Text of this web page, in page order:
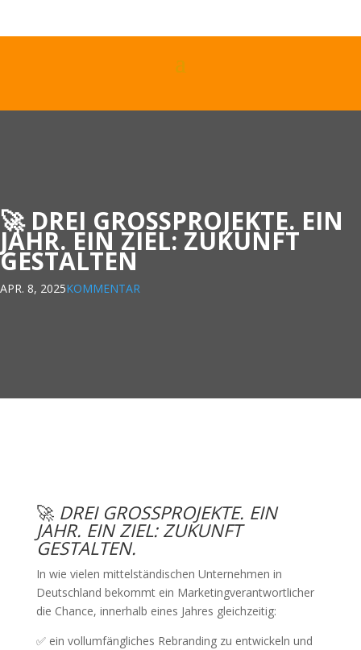
🚀 DREI GROSSPROJEKTE. EIN J
AHR. EIN ZIEL: ZUKUNFT G
ESTALTEN
APR. 8, 2025KOMMENTAR
🚀 DREI GROSSPROJEKTE. EIN J
AHR. EIN ZIEL: ZUKUNFT G
ESTALTEN.
In wie vielen mittelständischen Unternehmen in
Deutschland bekommt ein Marketingverantwortlicher
die Chance, innerhalb eines Jahres gleichzeitig:
✅ ein vollumfängliches Rebranding zu entwickeln und